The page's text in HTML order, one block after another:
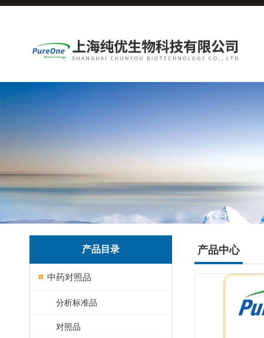
产品目录
中药对照品
分析标准品
对照品
产品中心